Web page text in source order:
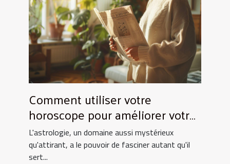
Comment utiliser votre
horoscope pour améliorer votre
quotidien
L'astrologie, un domaine aussi mystérieux
qu'attirant, a le pouvoir de fasciner autant qu'il
sert...